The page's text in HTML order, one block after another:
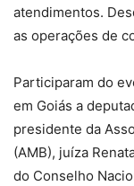
atendimentos.
as operações de
Participaram do
em Goiás a
presidente da
(AMB), juíza
do Conselho